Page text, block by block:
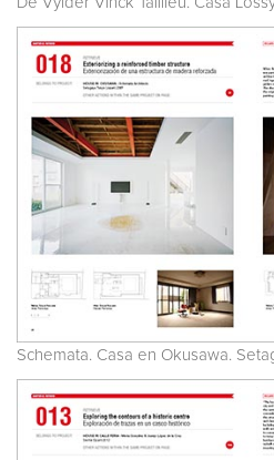
Schemata. Casa en Okusawa.